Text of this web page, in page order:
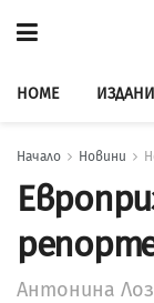
HOME
Начало Новини
Антонина